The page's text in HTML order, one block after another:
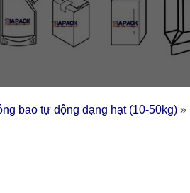
bao tự động dạng hạt (10-50kg) »